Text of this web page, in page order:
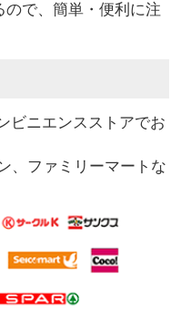
ので、簡単・便利に注
ビニエンスストアでお
、ファミリーマートな